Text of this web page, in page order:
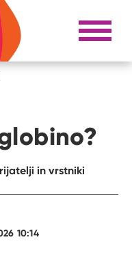
sem jaz Razpri
in vrstniki
10:14